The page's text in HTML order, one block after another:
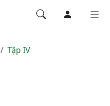
Tập IV